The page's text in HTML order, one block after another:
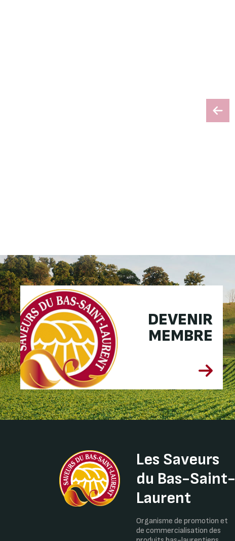
DEVENIR
MEMBRE
Les Saveurs
du Bas-Saint-
Laurent
Organisme de promotion et
de commercialisation des